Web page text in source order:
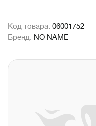
Код товара: 06001752
Бренд: NO NAME